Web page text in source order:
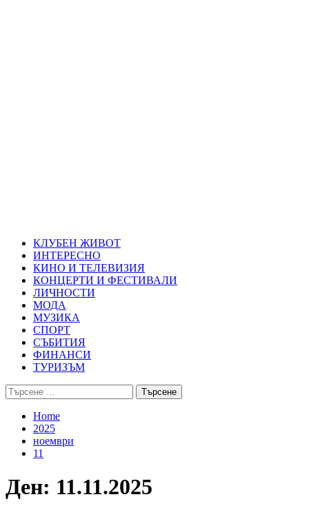
КЛУБЕН ЖИВОТ
ИНТЕРЕСНО
КИНО И ТЕЛЕВИЗИЯ
КОНЦЕРТИ И ФЕСТИВАЛИ
ЛИЧНОСТИ
МОДА
МУЗИКА
СПОРТ
СЪБИТИЯ
ФИНАНСИ
ТУРИЗЪМ
Търсене
за:
Home
2025
ноември
11
Ден: 11.11.2025